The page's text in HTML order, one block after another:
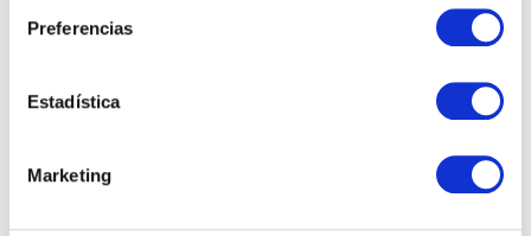
Preferencias
Estadística
Marketing